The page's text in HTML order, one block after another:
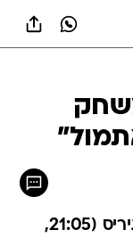
פורוורד מכבי תל אביב לקראת ז'לגיריס (21:05,